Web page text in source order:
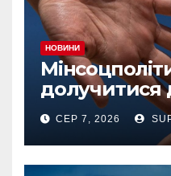
НОВИНИ
долучитися
консультацій
СЕР 7, 2026